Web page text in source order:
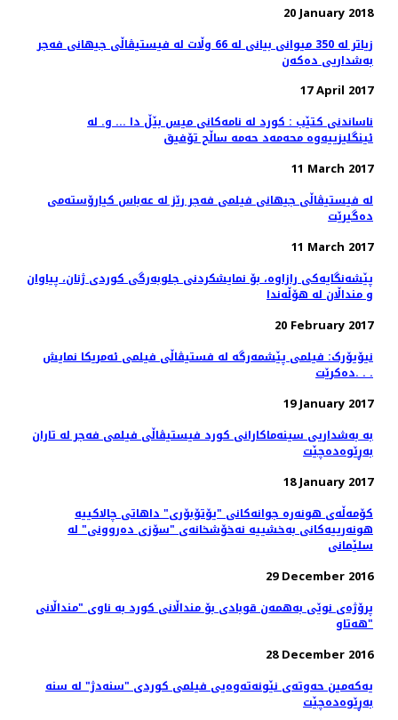
20 January 2018
زیاتر لە 350 میوانی بیانی لە 66 وڵات لە فیستیڤاڵی جیهانی فەجر
بەشداریی دەکەن
17 April 2017
ناساندنی کتێب : کورد لە نامەکانی میس بێڵ دا ... و. لە
ئینگلیزییەوە محەمەد حەمە ساڵح تۆفیق
11 March 2017
لە فیستیڤاڵی جیهانی فیلمی فەجر رێز لە عەباس کیارۆستەمی
دەگیرێت
11 March 2017
پێشەنگایەکی رازاوە، بۆ نمایشکردنی جلوبەرگی کوردی ژنان، پیاوان
و منداڵان لە هۆڵەندا
20 February 2017
نیۆیۆرک: فیلمی پێشمەرگە لە فستیڤاڵی فیلمی ئەمریکا نمایش
دەکرێت. . .
19 January 2017
بە بەشداریی سینەماکارانی کورد فیستیڤاڵی فیلمی فەجر لە تاران
بەڕێوەدەچێت
18 January 2017
کۆمه‌ڵه‌ی هونه‌ره ‌جوانه‌کانی "یۆتۆبۆری" داهاتی چالاکییه‌
هونه‌رییه‌کانی به‌خشییه‌ نه‌خۆشخانه‌ی "سۆزی ده‌روونی" له
سلێمانی
29 December 2016
پرۆژەی نوێی بەھمەن قوبادی بۆ منداڵانی کورد بە ناوی "منداڵانی
ھەتاو"
28 December 2016
یەکەمین حەوتەی نێونەتەوەیی فیلمی کوردی "سنەدژ" لە سنە
بەڕێوەدەچێت